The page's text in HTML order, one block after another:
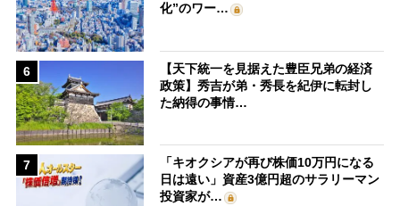
化”のワー…
6
【天下統一を見据えた豊臣兄弟の経済
政策】秀吉が弟・秀長を紀伊に転封し
た納得の事情…
7
「キオクシアが再び株価10万円になる
日は遠い」資産3億円超のサラリーマン
投資家が…